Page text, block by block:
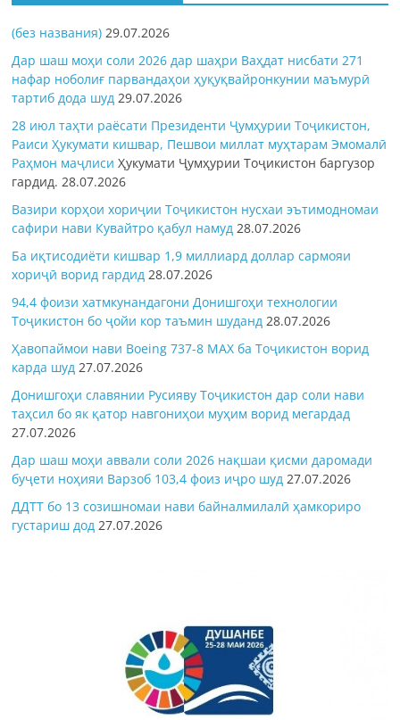
(без названия) 29.07.2026
Дар шаш моҳи соли 2026 дар шаҳри Ваҳдат нисбати 271
нафар ноболиғ парвандаҳои ҳуқуқвайронкунии маъмурӣ
тартиб дода шуд 29.07.2026
28 июл таҳти раёсати Президенти Ҷумҳурии Тоҷикистон,
Раиси Ҳукумати кишвар, Пешвои миллат муҳтарам Эмомалӣ
Раҳмон маҷлисиҲукумати Ҷумҳурии Тоҷикистон баргузор
гардид. 28.07.2026
Вазири корҳои хориҷии Тоҷикистон нусхаи эътимодномаи
сафири нави Кувайтро қабул намуд 28.07.2026
Ба иқтисодиёти кишвар 1,9 миллиард доллар сармояи
хориҷӣ ворид гардид 28.07.2026
94,4 фоизи хатмкунандагони Донишгоҳи технологии
Тоҷикистон бо ҷойи кор таъмин шуданд 28.07.2026
Ҳавопаймои нави Boeing 737-8 MAX ба Тоҷикистон ворид
карда шуд 27.07.2026
Донишгоҳи славянии Русияву Тоҷикистон дар соли нави
таҳсил бо як қатор навгониҳои муҳим ворид мегардад
27.07.2026
Дар шаш моҳи аввали соли 2026 нақшаи қисми даромади
буҷети ноҳияи Варзоб 103,4 фоиз иҷро шуд 27.07.2026
ДДТТ бо 13 созишномаи нави байналмилалӣ ҳамкориро
густариш дод 27.07.2026